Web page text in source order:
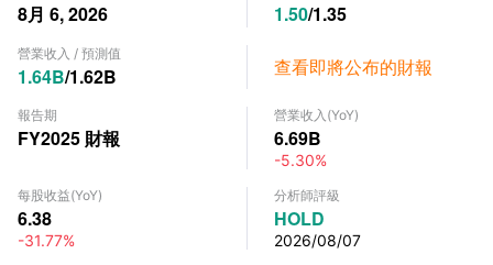
8月 6, 2026 1.50/1.35
營業收入 / 預測值
1.64B/1.62B 查看即將公布的財報
報告期
FY2025 財報
營業收入 (YoY)
6.69B
-5.30%
每股收益(YoY)
6.38
-31.77%
分析師評級
HOLD
2026/08/07